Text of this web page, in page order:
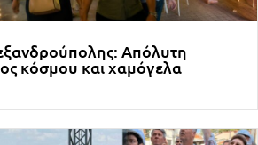
Απόλυτη
κόσμου και χαμόγελα